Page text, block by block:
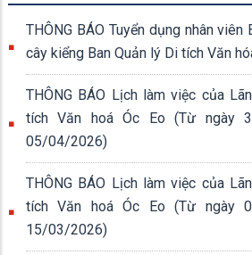
THÔNG BÁO Tuyển dụng nhân
cây kiểng Ban Quản lý Di tích Văn
THÔNG BÁO Lịch làm việc của
tích Văn hoá Óc Eo (Từ ngày
05/04/2026)
THÔNG BÁO Lịch làm việc của
tích Văn hoá Óc Eo (Từ ngày
15/03/2026)